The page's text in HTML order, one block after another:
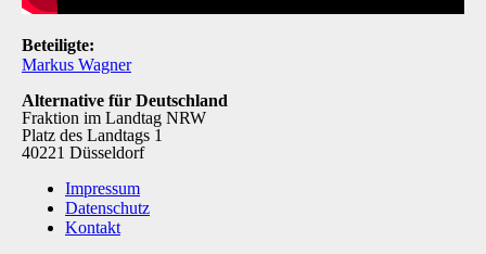
Beteiligte:
Markus Wagner
Alternative für Deutschland
Fraktion im Landtag NRW
Platz des Landtags 1
40221 Düsseldorf
Impressum
Datenschutz
Kontakt